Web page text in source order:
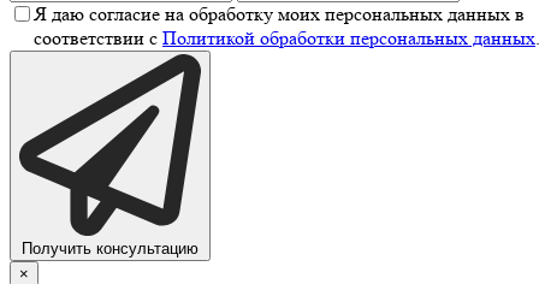
Я даю согласие на обработку моих персональных данных в
соответствии с Политикой обработки персональных данных
Получить консультацию
×